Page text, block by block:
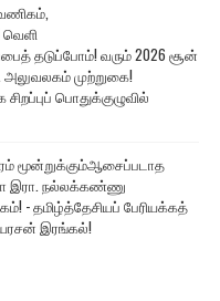
தடுப்போம்! வரும் 2026 சூன்
அலுவலகம் முற்றுகை!
பொதுக்குழுவில்
மூன்றுக்கும்ஆசைப்படாத
இரா. நல்லக்கண்ணு
- தமிழ்த்தேசியப் பேரியக்கத்
இரங்கல்!